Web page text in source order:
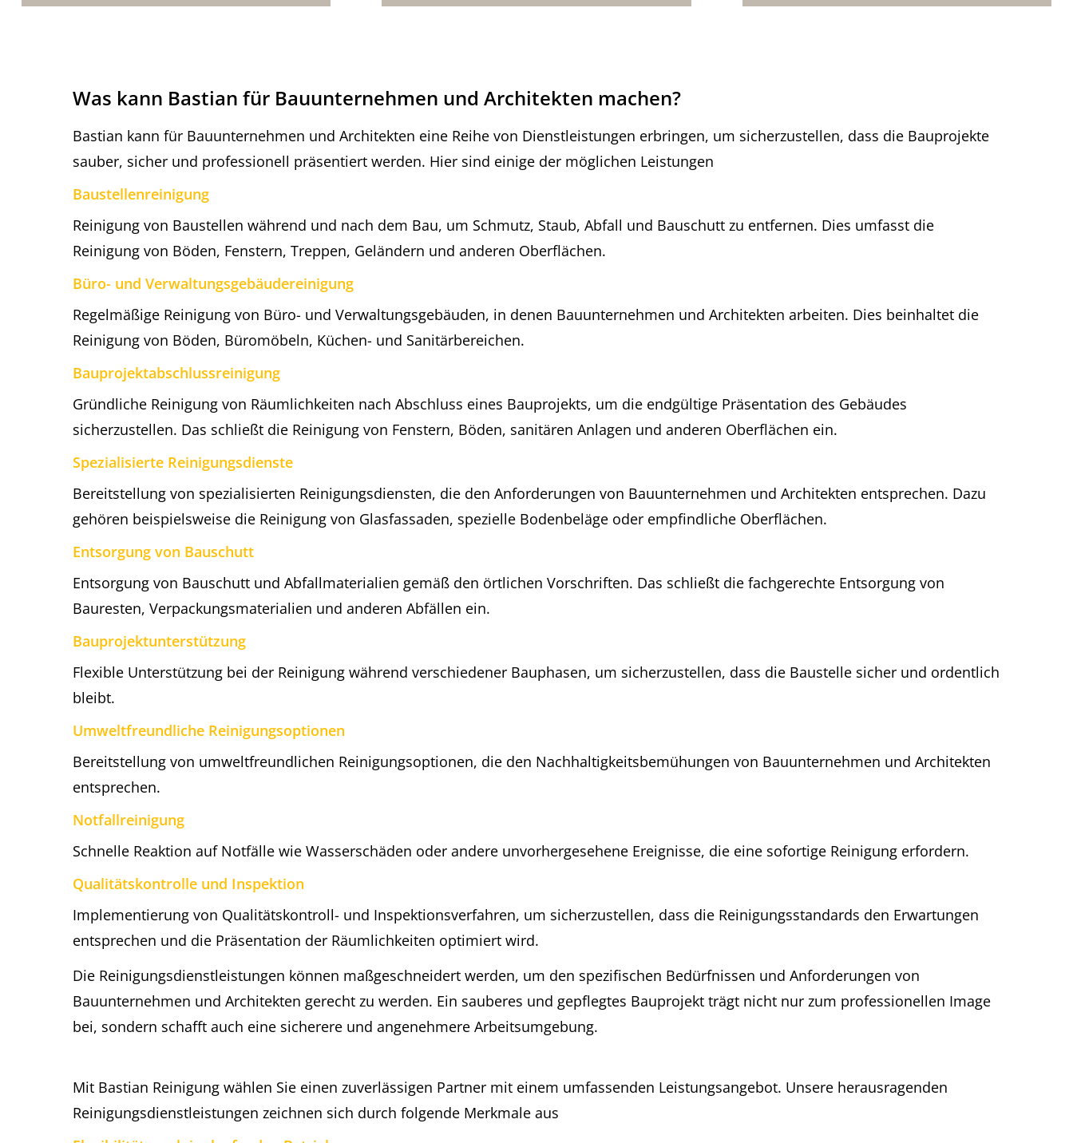
Was kann Bastian für Bauunternehmen und Architekten machen?
Bastian kann für Bauunternehmen und Architekten eine Reihe von Dienstleistungen erbringen, um sicherzustellen, dass die Bauprojekte
sauber, sicher und professionell präsentiert werden. Hier sind einige der möglichen Leistungen
Baustellenreinigung
Reinigung von Baustellen während und nach dem Bau, um Schmutz, Staub, Abfall und Bauschutt zu entfernen. Dies umfasst die
Reinigung von Böden, Fenstern, Treppen, Geländern und anderen Oberflächen.
Büro- und Verwaltungsgebäudereinigung
Regelmäßige Reinigung von Büro- und Verwaltungsgebäuden, in denen Bauunternehmen und Architekten arbeiten. Dies beinhaltet die
Reinigung von Böden, Büromöbeln, Küchen- und Sanitärbereichen.
Bauprojektabschlussreinigung
Gründliche Reinigung von Räumlichkeiten nach Abschluss eines Bauprojekts, um die endgültige Präsentation des Gebäudes
sicherzustellen. Das schließt die Reinigung von Fenstern, Böden, sanitären Anlagen und anderen Oberflächen ein.
Spezialisierte Reinigungsdienste
Bereitstellung von spezialisierten Reinigungsdiensten, die den Anforderungen von Bauunternehmen und Architekten entsprechen. Dazu
gehören beispielsweise die Reinigung von Glasfassaden, spezielle Bodenbeläge oder empfindliche Oberflächen.
Entsorgung von Bauschutt
Entsorgung von Bauschutt und Abfallmaterialien gemäß den örtlichen Vorschriften. Das schließt die fachgerechte Entsorgung von
Bauresten, Verpackungsmaterialien und anderen Abfällen ein.
Bauprojektunterstützung
Flexible Unterstützung bei der Reinigung während verschiedener Bauphasen, um sicherzustellen, dass die Baustelle sicher und ordentlich
bleibt.
Umweltfreundliche Reinigungsoptionen
Bereitstellung von umweltfreundlichen Reinigungsoptionen, die den Nachhaltigkeitsbemühungen von Bauunternehmen und Architekten
entsprechen.
Notfallreinigung
Schnelle Reaktion auf Notfälle wie Wasserschäden oder andere unvorhergesehene Ereignisse, die eine sofortige Reinigung erfordern.
Qualitätskontrolle und Inspektion
Implementierung von Qualitätskontroll- und Inspektionsverfahren, um sicherzustellen, dass die Reinigungsstandards den Erwartungen
entsprechen und die Präsentation der Räumlichkeiten optimiert wird.
Die Reinigungsdienstleistungen können maßgeschneidert werden, um den spezifischen Bedürfnissen und Anforderungen von
Bauunternehmen und Architekten gerecht zu werden. Ein sauberes und gepflegtes Bauprojekt trägt nicht nur zum professionellen Image
bei, sondern schafft auch eine sicherere und angenehmere Arbeitsumgebung.
Mit Bastian Reinigung wählen Sie einen zuverlässigen Partner mit einem umfassenden Leistungsangebot. Unsere herausragenden
Reinigungsdienstleistungen zeichnen sich durch folgende Merkmale aus